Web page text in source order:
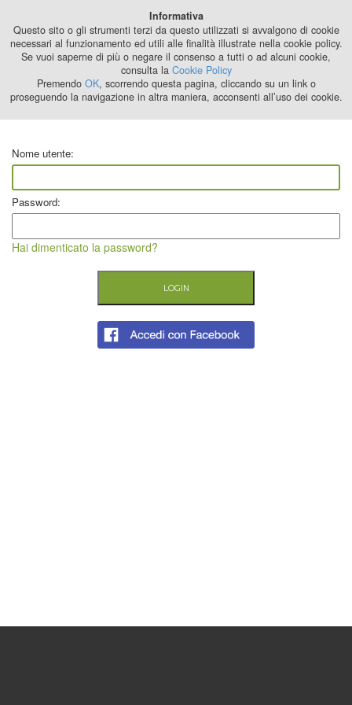
2024
Nome utente:
Password:
Hai dimenticato la password?
Informativa
Questo sito o gli strumenti terzi da questo utilizzati si avvalgono di cookie
necessari al funzionamento ed utili alle finalità illustrate nella cookie policy.
Se vuoi saperne di più o negare il consenso a tutti o ad alcuni cookie,
consulta la Cookie Policy
Premendo OK, scorrendo questa pagina, cliccando su un link o
proseguendo la navigazione in altra maniera, acconsenti all’uso dei cookie.